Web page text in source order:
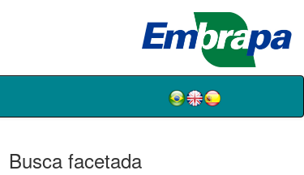
Busca facetada